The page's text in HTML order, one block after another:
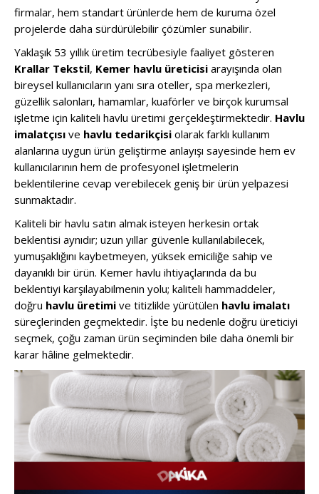
firmalar, hem standart ürünlerde hem de kuruma özel
projelerde daha sürdürülebilir çözümler sunabilir.
Yaklaşık 53 yıllık üretim tecrübesiyle faaliyet gösteren
Krallar Tekstil, Kemer havlu üreticisi arayışında olan
bireysel kullanıcıların yanı sıra oteller, spa merkezleri,
güzellik salonları, hamamlar, kuaförler ve birçok kurumsal
işletme için kaliteli havlu üretimi gerçekleştirmektedir. Havlu
imalatçısı ve havlu tedarikçisi olarak farklı kullanım
alanlarına uygun ürün geliştirme anlayışı sayesinde hem ev
kullanıcılarının hem de profesyonel işletmelerin
beklentilerine cevap verebilecek geniş bir ürün yelpazesi
sunmaktadır.
Kaliteli bir havlu satın almak isteyen herkesin ortak
beklentisi aynıdır; uzun yıllar güvenle kullanılabilecek,
yumuşaklığını kaybetmeyen, yüksek emiciliğe sahip ve
dayanıklı bir ürün. Kemer havlu ihtiyaçlarında da bu
beklentiyi karşılayabilmenin yolu; kaliteli hammaddeler,
doğru havlu üretimi ve titizlikle yürütülen havlu imalatı
süreçlerinden geçmektedir. İşte bu nedenle doğru üreticiyi
seçmek, çoğu zaman ürün seçiminden bile daha önemli bir
karar hâline gelmektedir.